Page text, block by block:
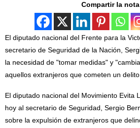
Compartir la nota
El diputado nacional del Frente para la
secretario de Seguridad de la Nación,
la necesidad de "tomar medidas" y
aquellos extranjeros que cometen un
El diputado nacional del Movimiento Evita
hoy al secretario de Seguridad, Sergio
sobre la expulsión de extranjeros que